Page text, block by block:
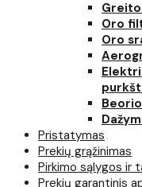
Oro
Oro
Pristatymas
Prekių grąžinimas
Pirkimo sąlygos ir
Prekių garantinis